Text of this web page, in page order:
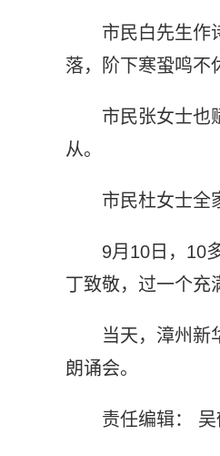
市民白先生作
落，阶下寒蛩鸣
市民张女士也
从。
市民杜女士全
9月10日，10
丁致敬，过一个充
当天，漳州新
朗诵会。
责任编辑：